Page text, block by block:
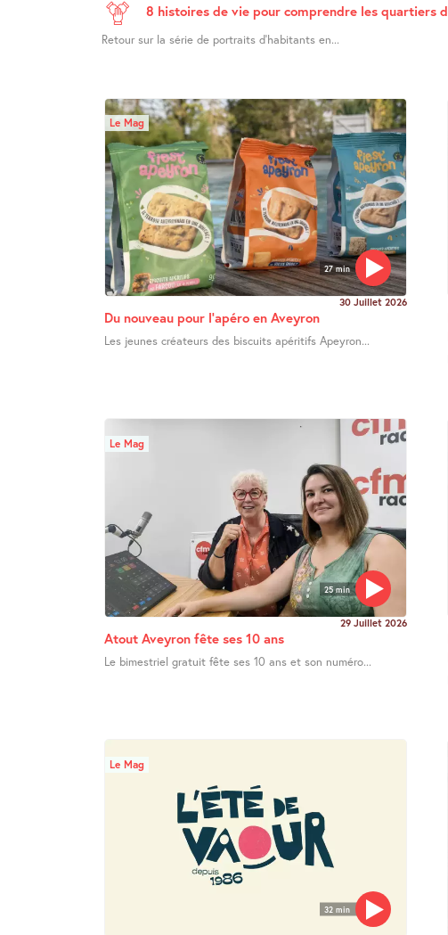
8 histoires de vie pour comprendre les quartiers
Retour sur la série de portraits d’habitants en...
27 min
Le Mag
30 Juillet 2026
Du nouveau pour l’apéro en Aveyron
Les jeunes créateurs des biscuits apéritifs Apeyron...
25 min
Le Mag
29 Juillet 2026
Atout Aveyron fête ses 10 ans
Le bimestriel gratuit fête ses 10 ans et son numéro...
32 min
Le Mag